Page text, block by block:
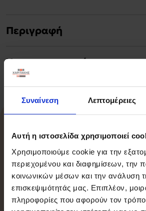
Συναίνεση Λεπτομέρειες
Αυτή η ιστοσελίδα χρησιμοποιεί
Χρησιμοποιούμε cookie για την
περιεχομένου και διαφημίσεων, την
κοινωνικών μέσων και την ανάλυση
επισκεψιμότητάς μας. Επιπλέον,
πληροφορίες που αφορούν τον
Περιγραφή
Χαρακτηριστικά
Σχετικά Προϊόντα
-15%